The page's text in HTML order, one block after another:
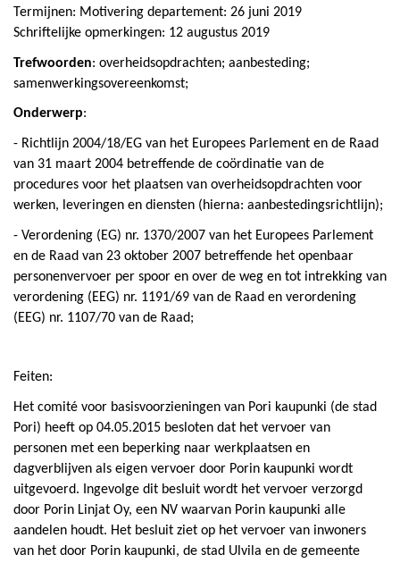
Termijnen: Motivering departement: 26 juni 2019
Schriftelijke opmerkingen: 12 augustus 2019
Trefwoorden: overheidsopdrachten; aanbesteding;
samenwerkingsovereenkomst;
Onderwerp:
- Richtlijn 2004/18/EG van het Europees Parlement en de Raad
van 31 maart 2004 betreffende de coördinatie van de
procedures voor het plaatsen van overheidsopdrachten voor
werken, leveringen en diensten (hierna: aanbestedingsrichtlijn);
- Verordening (EG) nr. 1370/2007 van het Europees Parlement
en de Raad van 23 oktober 2007 betreffende het openbaar
personenvervoer per spoor en over de weg en tot intrekking van
verordening (EEG) nr. 1191/69 van de Raad en verordening
(EEG) nr. 1107/70 van de Raad;
Feiten:
Het comité voor basisvoorzieningen van Pori kaupunki (de stad
Pori) heeft op 04.05.2015 besloten dat het vervoer van
personen met een beperking naar werkplaatsen en
dagverblijven als eigen vervoer door Porin kaupunki wordt
uitgevoerd. Ingevolge dit besluit wordt het vervoer verzorgd
door Porin Linjat Oy, een NV waarvan Porin kaupunki alle
aandelen houdt. Het besluit ziet op het vervoer van inwoners
van het door Porin kaupunki, de stad Ulvila en de gemeente